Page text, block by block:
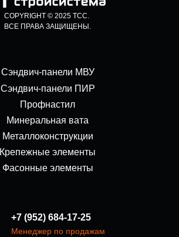
COPYRIGHT © 2025 ТСС.
ВСЕ ПРАВА ЗАЩИЩЕНЫ.
Сэндвич-панели МВУ
Сэндвич-панели ПИР
Профнастил
Минеральная вата
Металлоконструкции
Крепежные элементы
Фасонные элементы
+7 (952) 684-17-25
Менеджер по продажам